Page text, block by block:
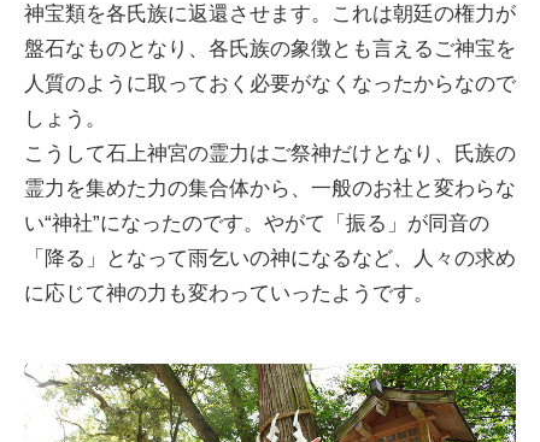
神宝類を各氏族に返還させます。これは朝廷の権力が
盤石なものとなり、各氏族の象徴とも言えるご神宝を
人質のように取っておく必要がなくなったからなので
しょう。
こうして石上神宮の霊力はご祭神だけとなり、氏族の
霊力を集めた力の集合体から、一般のお社と変わらな
い“神社”になったのです。やがて「振る」が同音の
「降る」となって雨乞いの神になるなど、人々の求め
に応じて神の力も変わっていったようです。